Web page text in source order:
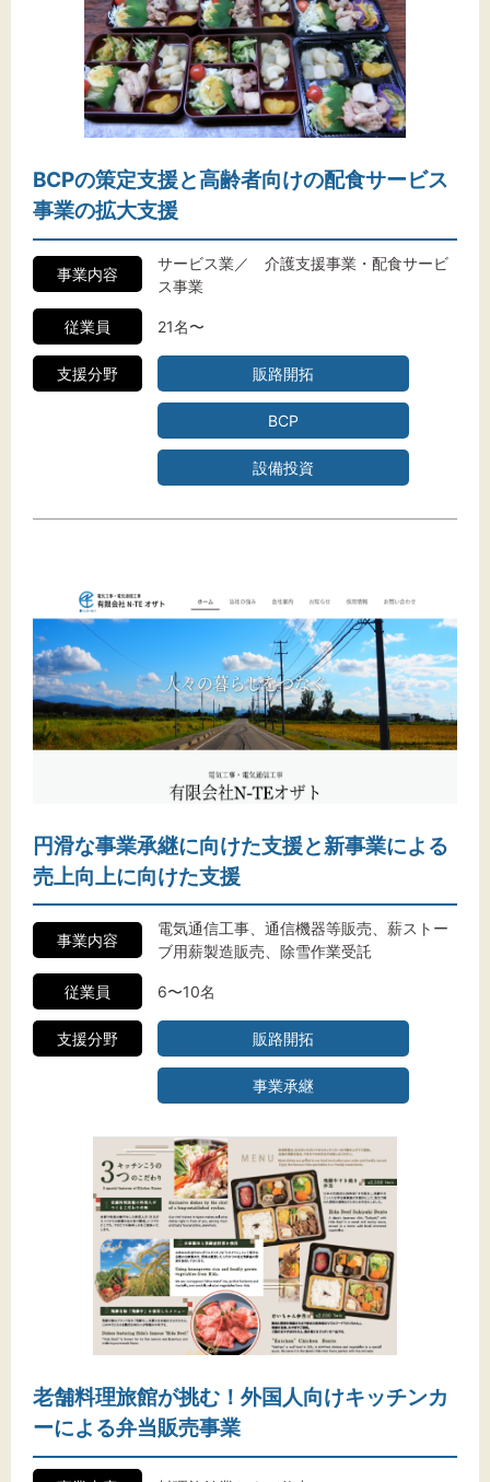
BCPの策定支援と高齢者向けの配食サービス
事業の拡大支援
事業内容
サービス業／ 介護支援事業・配食サービ
ス事業
従業員 21名〜
支援分野 販路開拓
BCP
設備投資
円滑な事業承継に向けた支援と新事業による
売上向上に向けた支援
事業内容
電気通信工事、通信機器等販売、薪ストー
ブ用薪製造販売、除雪作業受託
従業員 6〜10名
支援分野 販路開拓
事業承継
老舗料理旅館が挑む！外国人向けキッチンカ
ーによる弁当販売事業